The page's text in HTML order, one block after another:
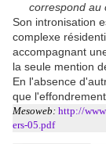
correspond au
Son intronisation
complexe
accompagnant
la seule mention
En l'absence
que
Mesoweb: http://
ers-05.pdf